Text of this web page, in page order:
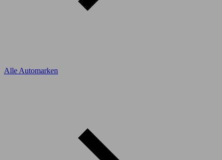
Alle Automarken